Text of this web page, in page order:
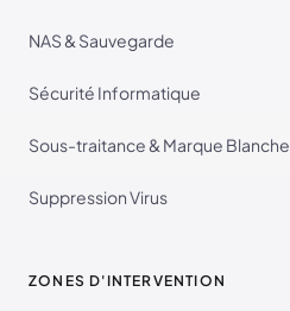
NAS & Sauvegarde
Sécurité Informatique
Sous-traitance & Marque Blanche
Suppression Virus
ZONES D'INTERVENTION